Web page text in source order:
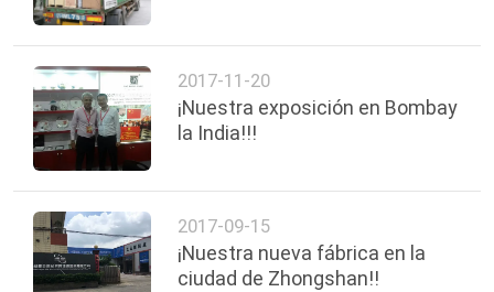
2017-11-20
¡Nuestra exposición en Bombay
la India!!!
2017-09-15
¡Nuestra nueva fábrica en la
ciudad de Zhongshan!!